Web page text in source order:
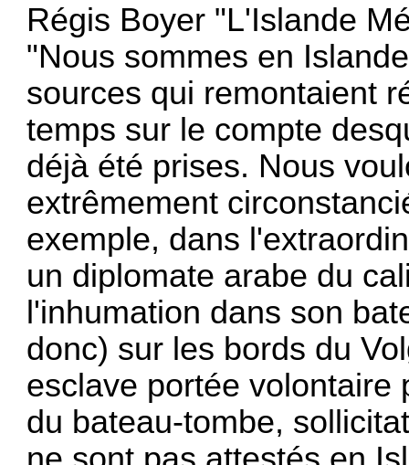
Régis Boyer "L'Islande
"Nous sommes en
sources qui remontaient
temps sur le compte
déjà été prises. Nous
extrêmement
exemple, dans
un diplomate arabe du
l'inhumation dans son
donc) sur les bords du
esclave portée volontaire
du bateau-tombe,